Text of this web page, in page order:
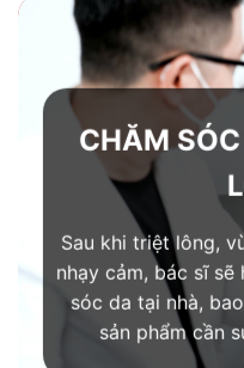
CHĂM
Sau khi triệt lông,
nhạy cảm, bác sĩ sẽ
sóc da tại nhà,
sản phẩm cần